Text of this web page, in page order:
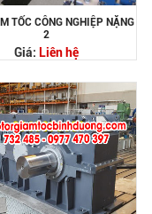
TỐC CÔNG NGHIỆP NẶNG
2
Giá: Liên hệ